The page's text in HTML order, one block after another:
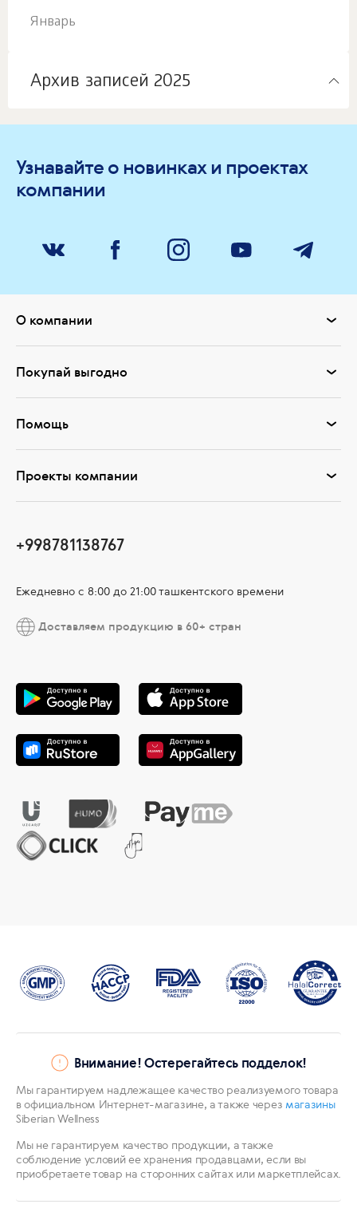
Январь
Архив записей 2025
Узнавайте о новинках и проектах
компании
О компании
Покупай выгодно
Помощь
Проекты компании
+998781138767
Ежедневно с 8:00 до 21:00 ташкентского времени
Доставляем продукцию в 60+ стран
Внимание! Остерегайтесь подделок!
Мы гарантируем надлежащее качество реализуемого товара
в официальном Интернет-магазине, а также через магазины
Siberian Wellness
Мы не гарантируем качество продукции, а также
соблюдение условий ее хранения продавцами, если вы
приобретаете товар на сторонних сайтах или маркетплейсах.